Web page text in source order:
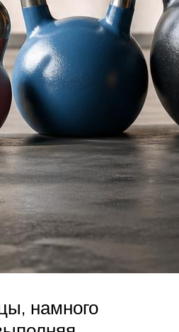
намного